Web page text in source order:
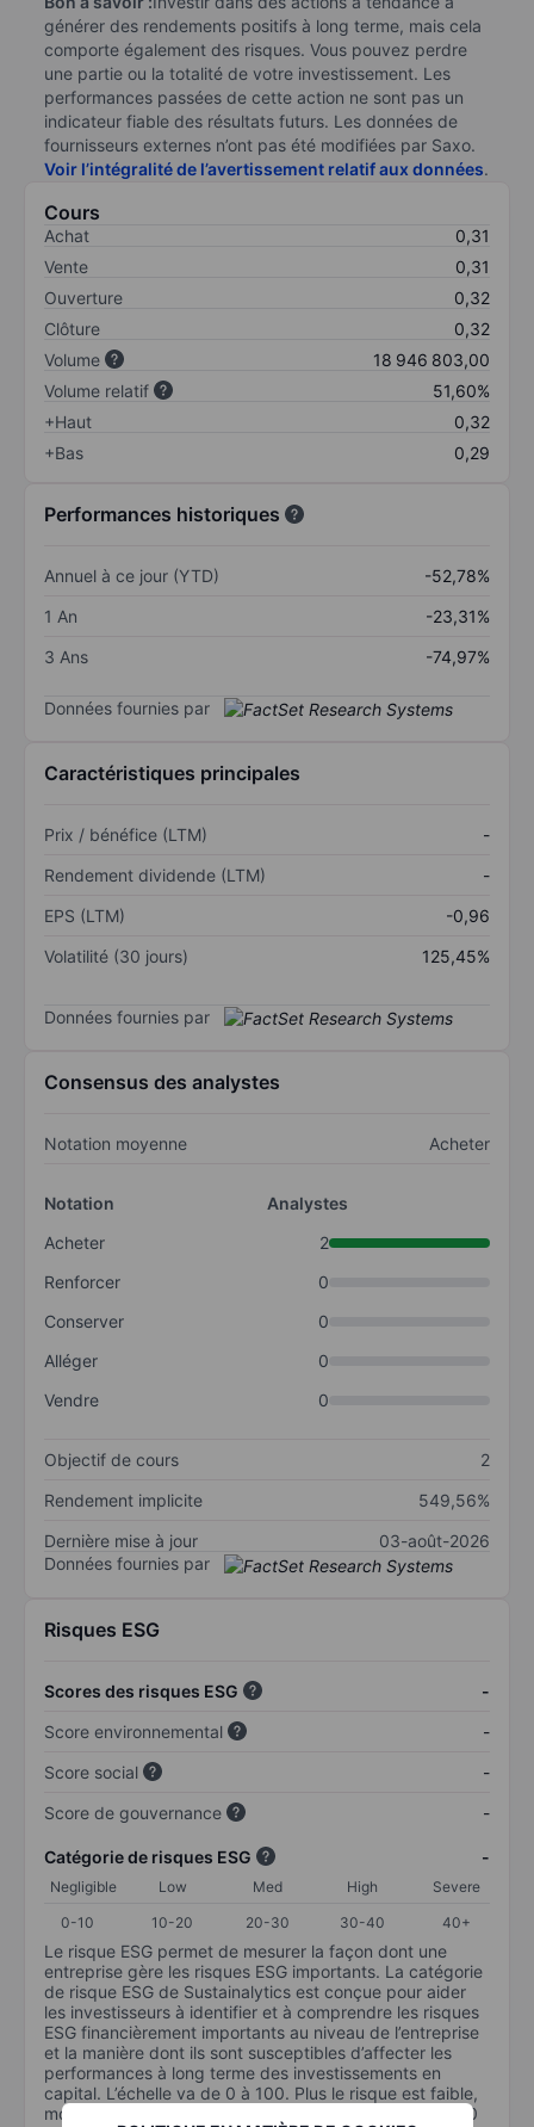
générer des rendements positifs à long terme, mais cela
comporte également des risques. Vous pouvez perdre
une partie ou la totalité de votre investissement. Les
performances passées de cette action ne sont pas un
indicateur fiable des résultats futurs. Les données de
fournisseurs externes n’ont pas été modifiées par Saxo.
Voir l’intégralité de l’avertissement relatif aux données.
Cours
Achat
0,31
Vente
0,31
Ouverture
0,32
Clôture
0,32
Volume
18 946 803,00
Volume relatif
51,60%
+Haut
0,32
+Bas
0,29
Performances historiques
Annuel à ce jour (YTD)
-52,78%
1 An
-23,31%
3 Ans
-74,97%
Données fournies par
Caractéristiques principales
Prix / bénéfice (LTM)
-
Rendement dividende (LTM)
-
EPS (LTM)
-0,96
Volatilité (30 jours)
125,45%
Données fournies par
Consensus des analystes
Notation moyenne Acheter
Notation
Analystes
Acheter
2
Renforcer
0
Conserver
0
Alléger
0
Vendre
0
Objectif de cours
2
Rendement implicite
549,56%
Dernière mise à jour
03-août-2026
Données fournies par
Risques ESG
Scores des risques ESG
-
Score environnemental
-
Score social
-
Score de gouvernance
-
Catégorie de risques ESG -
Negligible Low Med High
Severe
0-10
10-20 20-30 30-40 40+
Le risque ESG permet de mesurer la façon dont une
entreprise gère les risques ESG importants. La catégorie
de risque ESG de Sustainalytics est conçue pour aider
les investisseurs à identifier et à comprendre les risques
ESG financièrement importants au niveau de l’entreprise
et la manière dont ils sont susceptibles d’affecter les
performances à long terme des investissements en
capital. L’échelle va de 0 à 100. Plus le risque est faible,
moins il est important (0 équivaut à aucun risque et 100